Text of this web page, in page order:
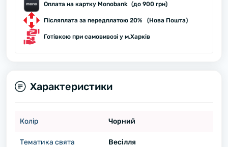
Оплата на картку Monobank (до 900 грн)
Післяплата за передплатою 20% (Нова Пошта)
Готівкою при самовивозі у м.Харків
Характеристики
Колір Чорний
Тематика свята Весілля